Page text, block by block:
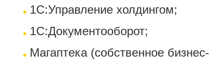
1С:Управление холдингом;
1С:Документооборот;
Магаптека (собственное бизнес-